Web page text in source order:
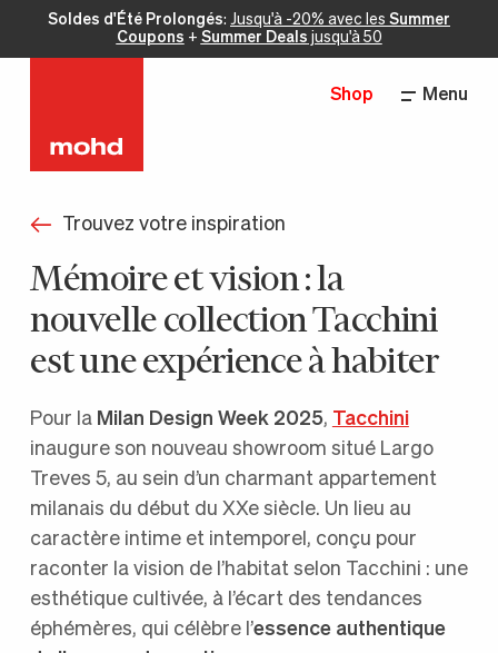
Soldes d'Été Prolongés: Jusqu'à -20% avec les Summer
Coupons + Summer Deals jusqu'à 50
Shop Menu
Trouvez votre inspiration
Mémoire et vision : la
nouvelle collection Tacchini
est une expérience à habiter
Pour la Milan Design Week 2025, Tacchini
inaugure son nouveau showroom situé Largo
Treves 5, au sein d’un charmant appartement
milanais du début du XXe siècle. Un lieu au
caractère intime et intemporel, conçu pour
raconter la vision de l’habitat selon Tacchini : une
esthétique cultivée, à l’écart des tendances
éphémères, qui célèbre l’essence authentique